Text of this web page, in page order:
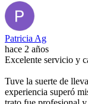
Patricia Ag
hace 2 años
Excelente servicio y
Tuve la suerte de
experiencia superó